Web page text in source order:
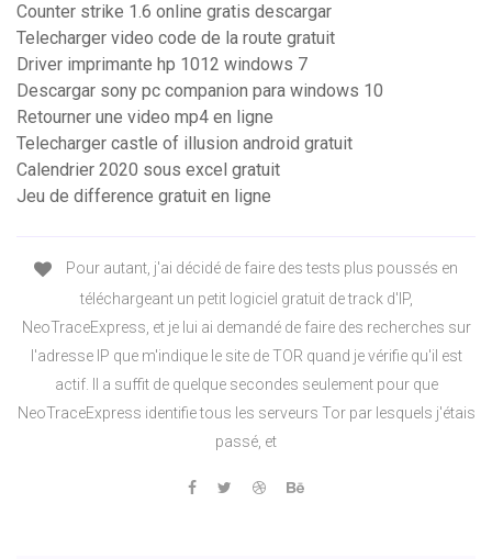
Counter strike 1.6 online gratis descargar
Telecharger video code de la route gratuit
Driver imprimante hp 1012 windows 7
Descargar sony pc companion para windows 10
Retourner une video mp4 en ligne
Telecharger castle of illusion android gratuit
Calendrier 2020 sous excel gratuit
Jeu de difference gratuit en ligne
Pour autant, j'ai décidé de faire des tests plus poussés en
téléchargeant un petit logiciel gratuit de track d'IP,
NeoTraceExpress, et je lui ai demandé de faire des recherches sur
l'adresse IP que m'indique le site de TOR quand je vérifie qu'il est
actif. Il a suffit de quelque secondes seulement pour que
NeoTraceExpress identifie tous les serveurs Tor par lesquels j'étais
passé, et